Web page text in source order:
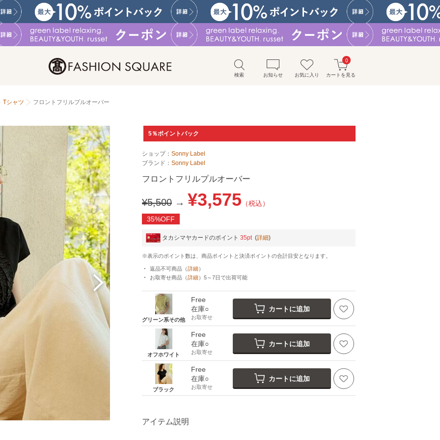
検索 お知らせ お気に入り カートを見る
0
Tシャツ フロントフリルプルオーバー
5％ポイントバック
ショップ： Sonny Label
ブランド： Sonny Label
フロントフリルプルオーバー
¥5,500 → ¥3,575 （税込）
35%OFF
タカシマヤカードのポイント 35pt (詳細)
※表示のポイント数は、商品ポイントと決済ポイントの合計目安となります。
返品不可商品 （詳細）
お取寄せ商品 （詳細） 5～7日で出荷可能
グリーン系その他
Free
在庫○
お取寄せ
カートに追加
オフホワイト
Free
在庫○
お取寄せ
カートに追加
ブラック
Free
在庫○
お取寄せ
カートに追加
アイテム説明